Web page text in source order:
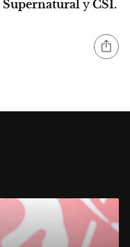
Supernatural y CSI.